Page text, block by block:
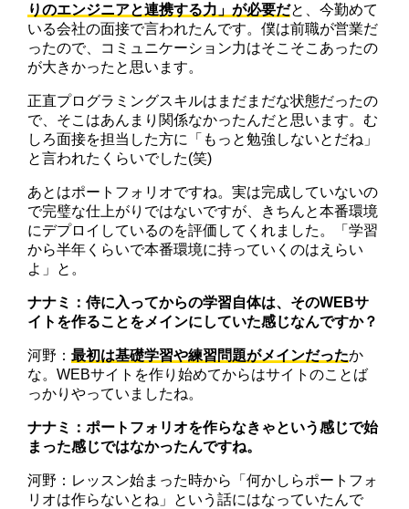
りのエンジニアと連携する力」が必要だと、今勤めて
いる会社の面接で言われたんです。僕は前職が営業だ
ったので、コミュニケーション力はそこそこあったの
が大きかったと思います。
正直プログラミングスキルはまだまだな状態だったの
で、そこはあんまり関係なかったんだと思います。む
しろ面接を担当した方に「もっと勉強しないとだね」
と言われたくらいでした(笑)
あとはポートフォリオですね。実は完成していないの
で完璧な仕上がりではないですが、きちんと本番環境
にデプロイしているのを評価してくれました。「学習
から半年くらいで本番環境に持っていくのはえらい
よ」と。
ナナミ：侍に入ってからの学習自体は、そのWEBサ
イトを作ることをメインにしていた感じなんですか？
河野：最初は基礎学習や練習問題がメインだったか
な。WEBサイトを作り始めてからはサイトのことば
っかりやっていましたね。
ナナミ：ポートフォリオを作らなきゃという感じで始
まった感じではなかったんですね。
河野：レッスン始まった時から「何かしらポートフォ
リオは作らないとね」という話にはなっていたんで